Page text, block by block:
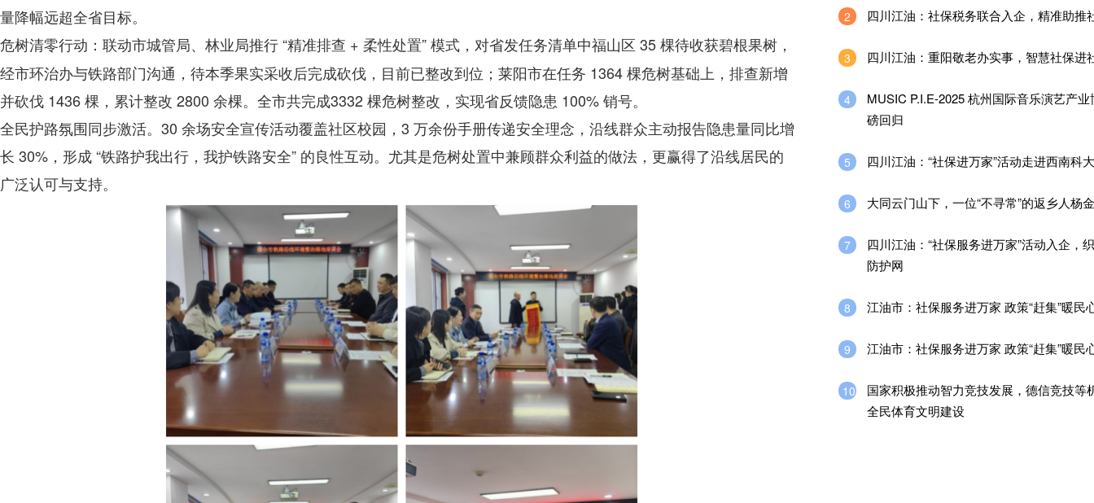
量降幅远超全省目标。
危树清零行动 ：联动市城管局、林业局推行 “精准排查 + 柔性处置” 模式，对省发任务清单中福山区 35 棵待收获碧根果树，
经市环治办与铁路部门沟通，待本季果实采收后完成砍伐，目前已整改到位；莱阳市在任务 1364 棵危树基础上，排查新增
并砍伐 1436 棵，累计整改 2800 余棵。全市共完成3332 棵危树整改，实现省反馈隐患 100% 销号。
全民护路氛围同步激活。30 余场安全宣传活动覆盖社区校园，3 万余份手册传递安全理念，沿线群众主动报告隐患量同比增
长 30%，形成 “铁路护我出行，我护铁路安全” 的良性互动。尤其是危树处置中兼顾群众利益的做法，更赢得了沿线居民的
广泛认可与支持。
2 四川江油：社保税务联合入企，精准助推
3 四川江油：重阳敬老办实事，智慧社保进
4
MUSIC P.I.E-2025 杭州国际音乐演艺产
磅回归
5 四川江油：“社保进万家”活动走进西南科大
6 大同云门山下，一位“不寻常”的返乡人杨
7
四川江油：“社保服务进万家”活动入企，
防护网
8 江油市：社保服务进万家 政策“赶集”暖民
9 江油市：社保服务进万家 政策“赶集”暖民
10
国家积极推动智力竞技发展，德信竞技等
全民体育文明建设